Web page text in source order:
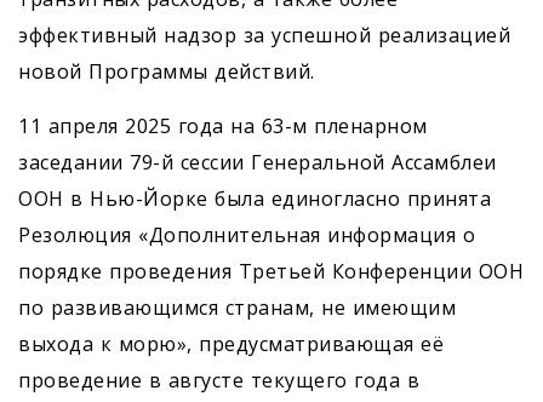
эффективный надзор за успешной реализацией
новой Программы действий.
11 апреля 2025 года на 63-м пленарном
заседании 79-й сессии Генеральной Ассамблеи
ООН в Нью-Йорке была единогласно принята
Резолюция «Дополнительная информация о
порядке проведения Третьей Конференции ООН
по развивающимся странам, не имеющим
выхода к морю», предусматривающая её
проведение в августе текущего года в